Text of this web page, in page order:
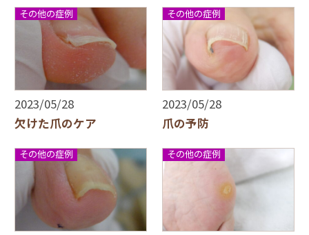
その他の症例
2023/05/28
欠けた爪のケア
その他の症例
2023/05/28
爪の予防
その他の症例 その他の症例